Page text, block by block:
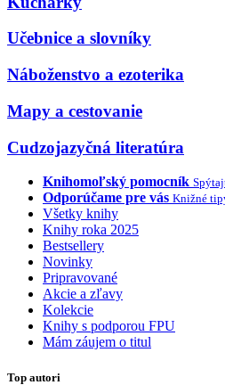
Učebnice a slovníky
Náboženstvo a ezoterika
Mapy a cestovanie
Cudzojazyčná literatúra
Knihomoľský pomocník
Odporúčame pre vás Knižné
Všetky knihy
Knihy roka 2025
Bestsellery
Novinky
Pripravované
Akcie a zľavy
Kolekcie
Knihy s podporou FPU
Mám záujem o titul
Top autori